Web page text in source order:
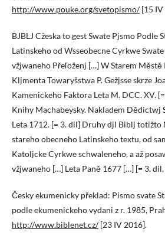
http://www.pouke.org/svetopismo/[15 IV
BJBLJ Cžeska to gest Swate Pjsmo Podle
Latinskeho od Wsseobecne Cyrkwe
vžjwaneho Přeľoženj […] W Starem Městě
Kljmenta Towaryšstwa P. Gežjsse skrze
Kamenickeho Faktora Leta M. DCC. XV.
Knihy Machabeysky. Nakladem Dědictwj
Leta 1712. [= 3. dil] Druhy djl Biblj totižto
stareho obecneho Latinskeho textu, od
Katoljcke Cyrkwe schwaleneho, a až
vžjwaneho […] Leta Paně 1677 […] [= 3.
Česky ekumenicky překlad: Pismo svate
podle ekumenickeho vydani z r. 1985,
http://www.biblenet.cz/[23 IV 2016].